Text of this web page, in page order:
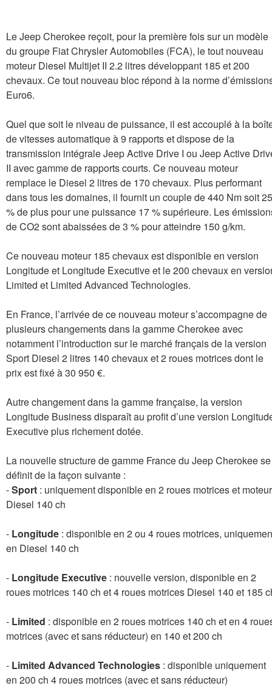
Le Jeep Cherokee reçoit, pour la première fois sur un modèle
du groupe Fiat Chrysler Automobiles (FCA), le tout nouveau
moteur Diesel Multijet II 2.2 litres développant 185 et 200
chevaux. Ce tout nouveau bloc répond à la norme
Euro6.
Quel que soit le niveau de puissance, il est accouplé à la
de vitesses automatique à 9 rapports et dispose de la
transmission intégrale Jeep Active Drive I ou Jeep Active
II avec gamme de rapports courts. Ce nouveau moteur
remplace le Diesel 2 litres de 170 chevaux. Plus performant
dans tous les domaines, il fournit un couple de 440 Nm soit 25
% de plus pour une puissance 17 % supérieure. Les
de CO2 sont abaissées de 3 % pour atteindre 150 g/km.
Ce nouveau moteur 185 chevaux est disponible en version
Longitude et Longitude Executive et le 200 chevaux en
Limited et Limited Advanced Technologies.
En France, l’arrivée de ce nouveau moteur s’accompagne de
plusieurs changements dans la gamme Cherokee avec
notamment l’introduction sur le marché français de la version
Sport Diesel 2 litres 140 chevaux et 2 roues motrices dont le
prix est fixé à 30 950 €.
Autre changement dans la gamme française, la version
Longitude Business disparaît au profit d’une version
Executive plus richement dotée.
La nouvelle structure de gamme France du Jeep Cherokee se
définit de la façon suivante :
-Sport : uniquement disponible en 2 roues motrices et moteur
Diesel 140 ch
- Longitude : disponible en 2 ou 4 roues motrices,
en Diesel 140 ch
- Longitude Executive : nouvelle version, disponible en 2
roues motrices 140 ch et 4 roues motrices Diesel 140 et 185
- Limited : disponible en 2 roues motrices 140 ch et en 4
motrices (avec et sans réducteur) en 140 et 200 ch
- Limited Advanced Technologies : disponible uniquement
en 200 ch 4 roues motrices (avec et sans réducteur)